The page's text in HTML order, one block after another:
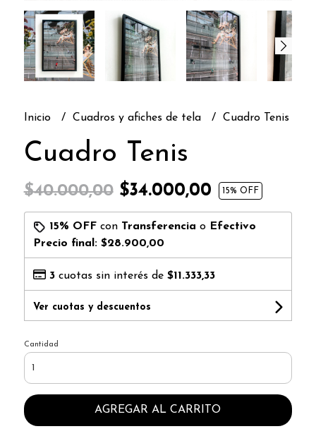
Inicio Cuadros y afiches de tela Cuadro Tenis
Cuadro Tenis
$40.000,00$34.000,00 15% OFF
15% OFFcon Transferencia o Efectivo
Precio final: $28.900,00
3cuotas sin interés de $11.333,33
Ver cuotas y descuentos
Cantidad
AGREGAR AL CARRITO